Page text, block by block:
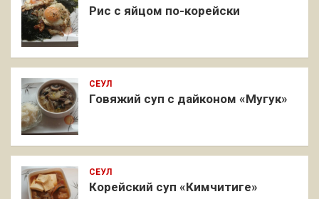
Рис с яйцом по-корейски
СЕУЛ
Говяжий суп с дайконом «Мугук»
СЕУЛ
Корейский суп «Кимчитиге»